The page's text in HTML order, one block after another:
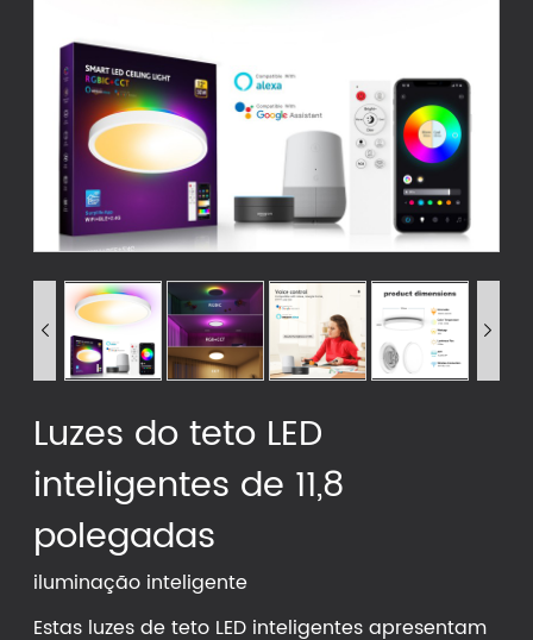
 
Luzes do teto LED
inteligentes de 11,8
polegadas
iluminação inteligente
Estas luzes de teto LED inteligentes apresentam